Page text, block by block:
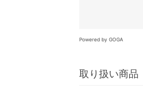
Powered by GOGA
取り扱い商品